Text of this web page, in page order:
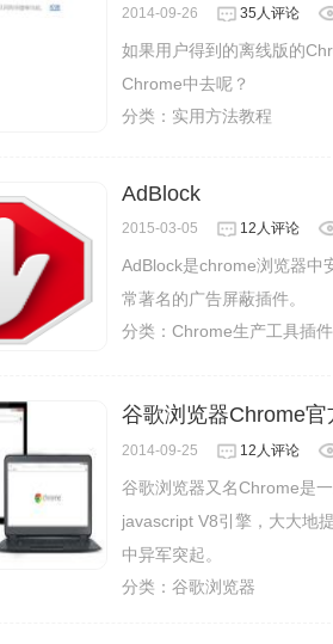
2014-09-26 35人评论
如果用户得到的离线版的
Chrome中去呢？
分类： 实用方法教程
AdBlock
2015-03-05 12人评论
AdBlock是chrome浏览器中
常著名的广告屏蔽插件。
分类： Chrome生产工具插件
谷歌浏览器Chrome
2014-09-25 12人评论
谷歌浏览器又名Chrome是
javascript V8引擎，大大地
中异军突起。
分类： 谷歌浏览器